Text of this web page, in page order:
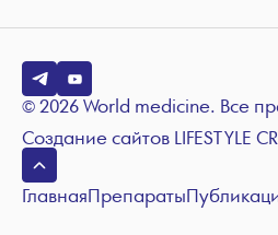
© 2026 World medicine. Все
Создание сайтов LIFESTYLE
ГлавнаяПрепараты